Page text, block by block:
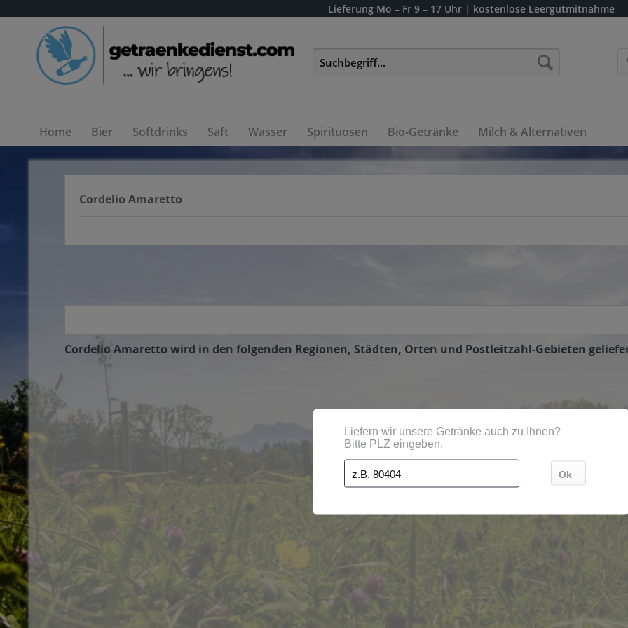
Lieferung Mo – Fr 9 – 17 Uhr | kostenlose Leergutmitnahme
Home Bier Softdrinks Saft Wasser Spirituosen Bio-Getränke Milch & Alternativen
Cordelio Amaretto
Cordelio Amaretto wird in den folgenden Regionen, Städten, Orten und Postleitzahl-Gebieten